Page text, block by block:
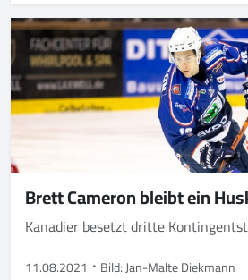
Brett Cameron bleibt ein
Kanadier besetzt dritte
11.08.2021 Bild: Jan-Malte Diekmann